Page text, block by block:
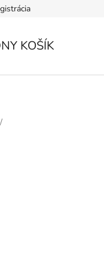
KOŠÍK